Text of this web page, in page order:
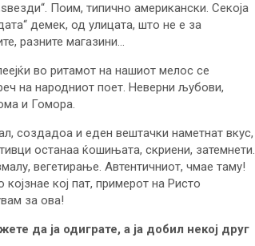
Поим, типично американски. Секоја
демек, од улицата, што не е за
разните магазини…
во ритамот на нашиот мелос се
на народниот поет. Неверни љубови,
и Гомора.
создадоа и еден вештачки наметнат вкус,
останаа ќошињата, скриени, затемнети.
вегетирање. Автентичниот, чмае таму!
кој пат, примерот на Ристо
за ова!
да ја одиграте, а ја добил некој друг